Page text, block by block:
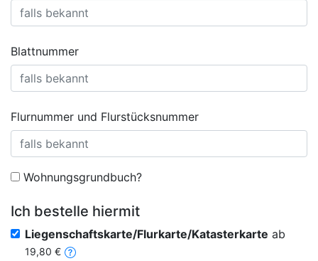
Blattnummer
Flurnummer und Flurstücksnummer
Wohnungsgrundbuch?
Ich bestelle hiermit
Liegenschaftskarte/Flurkarte/Katasterkarte ab
19,80 €